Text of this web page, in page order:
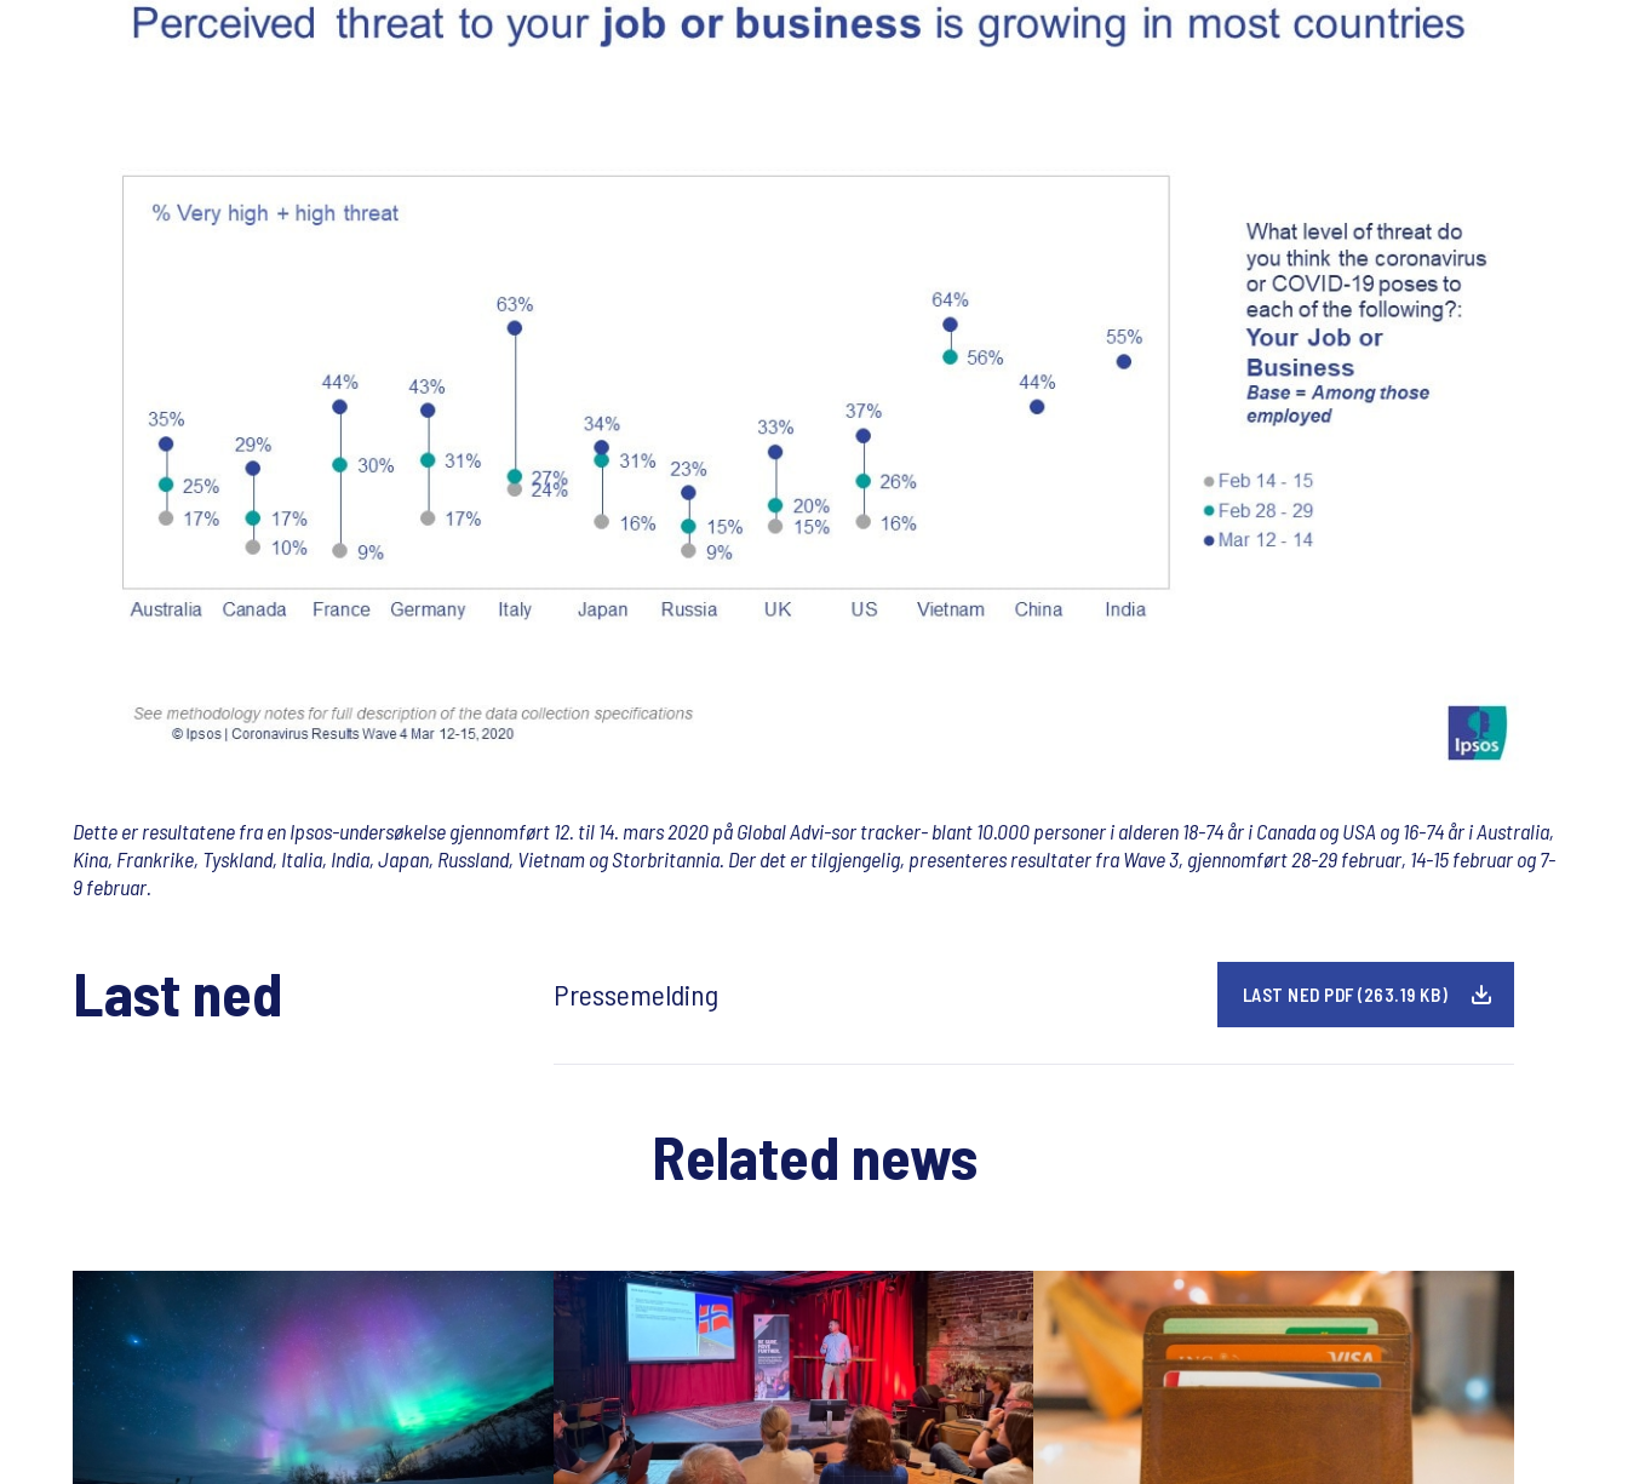
Dette er resultatene fra en Ipsos-undersøkelse gjennomført 12. til 14. mars 2020 på Global Advi-sor tracker- blant 10.000 personer i alderen 18-74 år i Canada og USA og 16-74 år i Australia,
Kina, Frankrike, Tyskland, Italia, India, Japan, Russland, Vietnam og Storbritannia. Der det er tilgjengelig, presenteres resultater fra Wave 3, gjennomført 28-29 februar, 14-15 februar og 7-
9 februar.
Last ned Pressemelding LAST NED PDF (263.19 KB)
Related news